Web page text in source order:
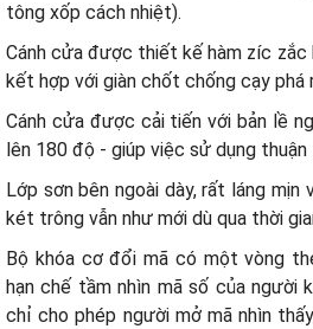
tông xốp cách nhiệt).
Cánh cửa được thiết kế hàm zíc zắc
kết hợp với giàn chốt chống cạy phá
Cánh cửa được cải tiến với bản lề
lên 180 độ - giúp việc sử dụng thuận
Lớp sơn bên ngoài dày, rất láng mịn
két trông vẫn như mới dù qua thời
Bộ khóa cơ đổi mã có một vòng
hạn chế tầm nhìn mã số của người
chỉ cho phép người mở mã nhìn